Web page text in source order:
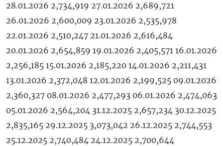
28.01.2026 2,734,919 27.01.2026 2,689,721
26.01.2026 2,600,009 23.01.2026 2,535,978
22.01.2026 2,510,247 21.01.2026 2,616,484
20.01.2026 2,654,859 19.01.2026 2,405,571 16.01.2026
2,256,185 15.01.2026 2,185,220 14.01.2026 2,211,431
13.01.2026 2,372,048 12.01.2026 2,199,525 09.01.2026
2,360,327 08.01.2026 2,477,293 06.01.2026 2,474,063
05.01.2026 2,564,204 31.12.2025 2,657,234 30.12.2025
2,835,165 29.12.2025 3,073,042 26.12.2025 2,744,553
25.12.2025 2,740,484 24.12.2025 2,700,644